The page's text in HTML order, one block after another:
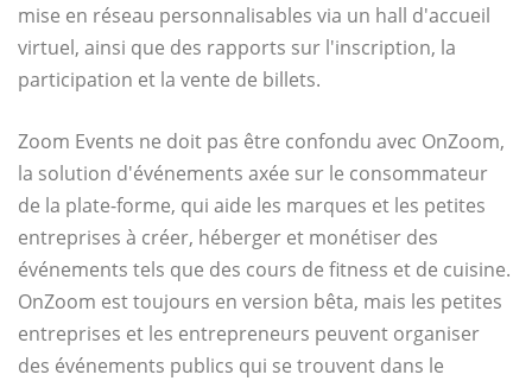
mise en réseau personnalisables via un hall d'accueil
virtuel, ainsi que des rapports sur l'inscription, la
participation et la vente de billets.
Zoom Events ne doit pas être confondu avec OnZoom,
la solution d'événements axée sur le consommateur
de la plate-forme, qui aide les marques et les petites
entreprises à créer, héberger et monétiser des
événements tels que des cours de fitness et de cuisine.
OnZoom est toujours en version bêta, mais les petites
entreprises et les entrepreneurs peuvent organiser
des événements publics qui se trouvent dans le